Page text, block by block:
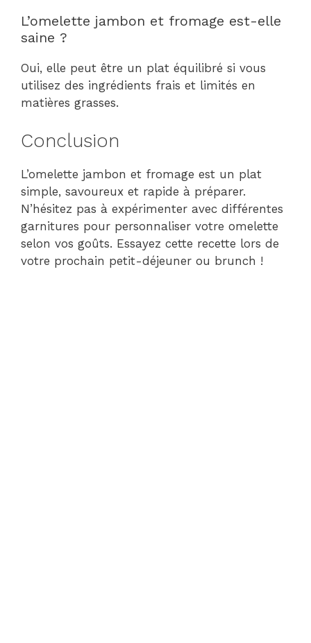
L’omelette jambon et fromage est-elle
saine ?
Oui, elle peut être un plat équilibré si vous
utilisez des ingrédients frais et limités en
matières grasses.
Conclusion
L’omelette jambon et fromage est un plat
simple, savoureux et rapide à préparer.
N’hésitez pas à expérimenter avec différentes
garnitures pour personnaliser votre omelette
selon vos goûts. Essayez cette recette lors de
votre prochain petit-déjeuner ou brunch !